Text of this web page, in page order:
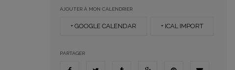
AJOUTER À MON CALENDRIER
+ GOOGLE CALENDAR + ICAL IMPORT
PARTAGER